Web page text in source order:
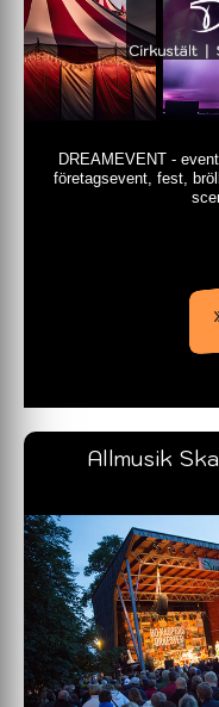
DREAMEVENT -
företagsevent, fest,
Allmusik